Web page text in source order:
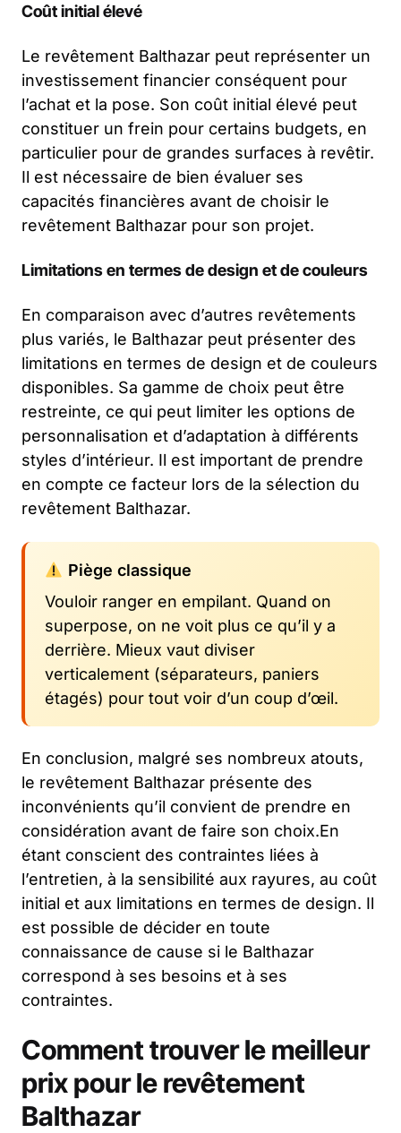
Coût initial élevé
Le revêtement Balthazar peut représenter un
investissement financier conséquent pour
l’achat et la pose. Son coût initial élevé peut
constituer un frein pour certains budgets, en
particulier pour de grandes surfaces à revêtir.
Il est nécessaire de bien évaluer ses
capacités financières avant de choisir le
revêtement Balthazar pour son projet.
Limitations en termes de design et de couleurs
En comparaison avec d’autres revêtements
plus variés, le Balthazar peut présenter des
limitations en termes de design et de couleurs
disponibles. Sa gamme de choix peut être
restreinte, ce qui peut limiter les options de
personnalisation et d’adaptation à différents
styles d’intérieur. Il est important de prendre
en compte ce facteur lors de la sélection du
revêtement Balthazar.
Piège classique
Vouloir ranger en empilant. Quand on
superpose, on ne voit plus ce qu’il y a
derrière. Mieux vaut diviser
verticalement (séparateurs, paniers
étagés) pour tout voir d’un coup d’œil.
En conclusion, malgré ses nombreux atouts,
le revêtement Balthazar présente des
inconvénients qu’il convient de prendre en
considération avant de faire son choix.En
étant conscient des contraintes liées à
l’entretien, à la sensibilité aux rayures, au coût
initial et aux limitations en termes de design. Il
est possible de décider en toute
connaissance de cause si le Balthazar
correspond à ses besoins et à ses
contraintes.
Comment trouver le meilleur
prix pour le revêtement
Balthazar